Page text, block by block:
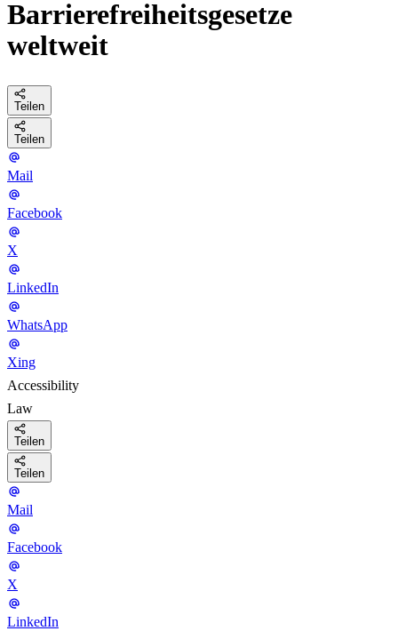
Barrierefreiheitsgesetze
weltweit
Teilen
Teilen
Mail
Facebook
X
LinkedIn
WhatsApp
Xing
Accessibility
Law
Teilen
Teilen
Mail
Facebook
X
LinkedIn